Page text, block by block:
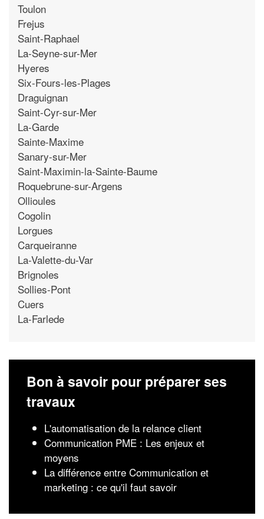
Toulon
Frejus
Saint-Raphael
La-Seyne-sur-Mer
Hyeres
Six-Fours-les-Plages
Draguignan
Saint-Cyr-sur-Mer
La-Garde
Sainte-Maxime
Sanary-sur-Mer
Saint-Maximin-la-Sainte-Baume
Roquebrune-sur-Argens
Ollioules
Cogolin
Lorgues
Carqueiranne
La-Valette-du-Var
Brignoles
Sollies-Pont
Cuers
La-Farlede
Bon à savoir pour préparer ses
travaux
L'automatisation de la relance client
Communication PME : Les enjeux et
moyens
La différence entre Communication et
marketing : ce qu'il faut savoir